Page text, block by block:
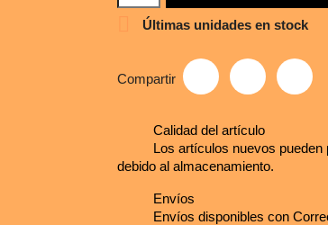
Últimas unidades en stock
Compartir
Calidad del artículo
Los artículos nuevos
debido al almacenamiento.
Envíos
Envíos disponibles con